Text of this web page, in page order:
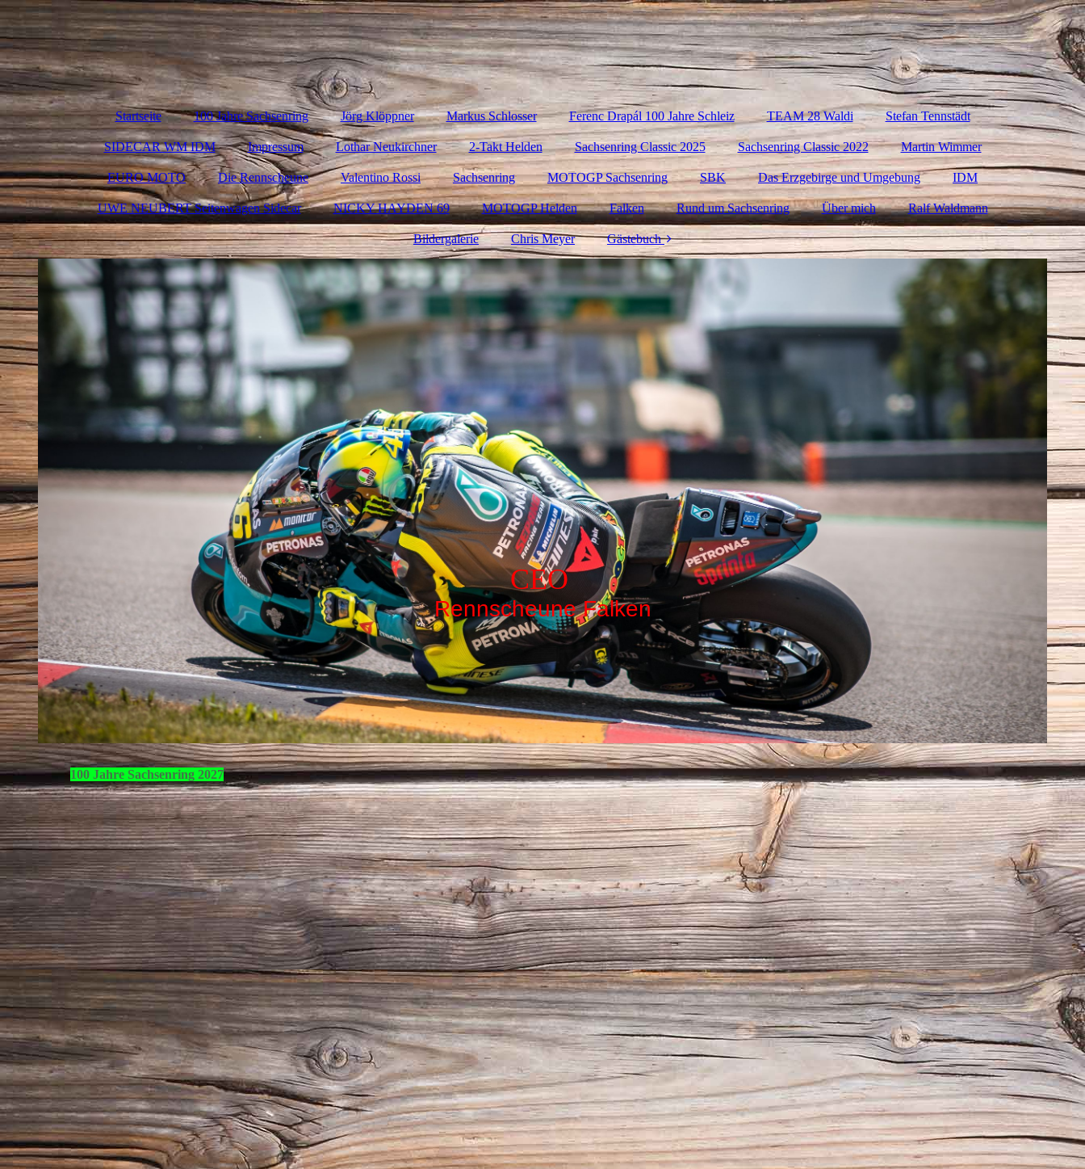
Startseite 100 Jahre Sachsenring Jörg Klöppner Markus Schlosser Ferenc Drapál 100 Jahre Schleiz TEAM 28 Waldi Stefan Tennstädt
SIDECAR WM IDM Impressum Lothar Neukirchner 2-Takt Helden Sachsenring Classic 2025 Sachsenring Classic 2022 Martin Wimmer
EURO MOTO Die Rennscheune Valentino Rossi Sachsenring MOTOGP Sachsenring SBK Das Erzgebirge und Umgebung IDM
UWE NEUBERT Seitenwagen Sidecar NICKY HAYDEN 69 MOTOGP Helden Falken Rund um Sachsenring Über mich Ralf Waldmann
Bildergalerie Chris Meyer Gästebuch
Kontakt
CEO
Rennscheune Falken
100 Jahre Sachsenring 2027